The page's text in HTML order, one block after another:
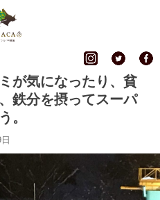
が気になったり、貧
鉄分を摂ってスーパ
。